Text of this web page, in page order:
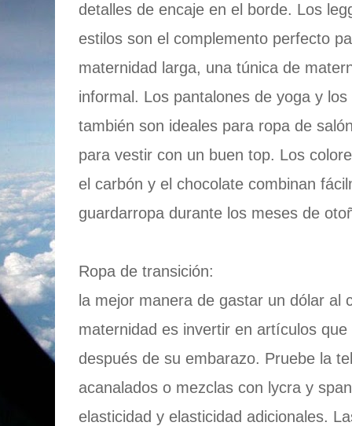
detalles de encaje en el borde. Los
estilos son el complemento perfecto
maternidad larga, una túnica de
informal. Los pantalones de yoga y
también son ideales para ropa de
para vestir con un buen top. Los
el carbón y el chocolate combinan
guardarropa durante los meses de
Ropa de transición:
la mejor manera de gastar un dólar al
maternidad es invertir en artículos
después de su embarazo. Pruebe la
acanalados o mezclas con lycra y
elasticidad y elasticidad adicionales.